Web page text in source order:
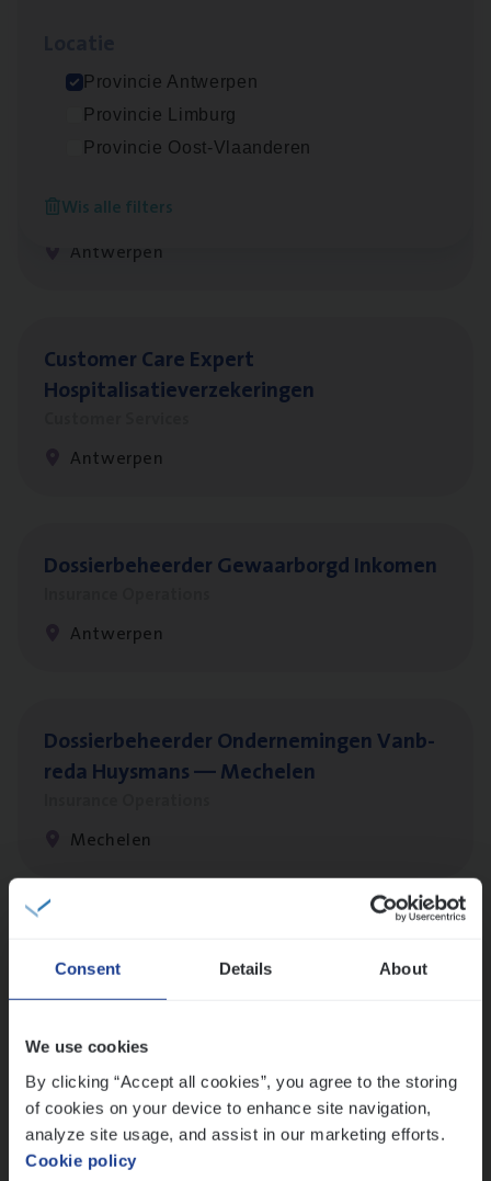
Consent Details About
We use cookies
By clicking “Accept all cookies”, you agree to the storing
of cookies on your device to enhance site navigation,
analyze site usage, and assist in our marketing efforts.
Cookie policy
Provincie Antwerpen
Provincie Limburg
Provincie Oost-Vlaanderen
Wis alle filters
Beveren
Insurance Operations
Antwerpen
Cus­to­mer Care Expert
Hospitalisatieverzekeringen
Antwerpen
Dos­sier­be­heer­der Gewaar­borgd Inkomen
Antwerpen
Dos­sier­be­heer­der Onder­ne­min­gen Van­b­
re­da Huys­mans — Mechelen
Mechelen
Insurance Operations
Dos­sier­be­heer­der ver­ze­ke­rin­gen — Soci­al
Pro­fit en Public